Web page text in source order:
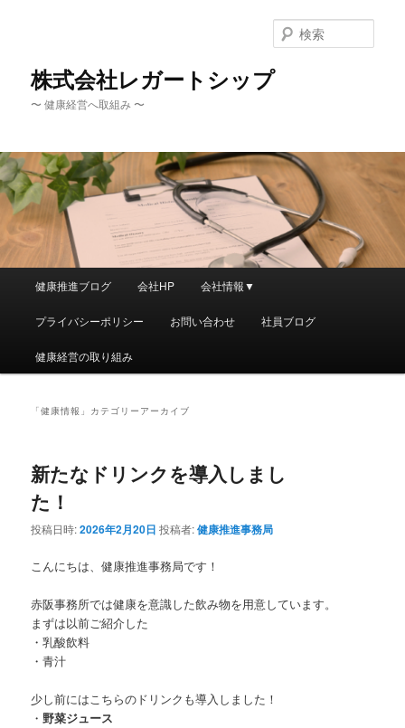
へ
移
動
移
動
株式会社レガートシップ
〜 健康経営へ取組み 〜
索
ュ
健康推進ブログ 会社HP 会社情報▼
プライバシーポリシー お問い合わせ 社員ブログ
健康経営の取り組み
「健康情報 」カテゴリーアーカイブ
新たなドリンクを導入しまし
た！
投稿日時:2026年2月20日 投稿者:健康推進事務局
こんにちは、健康推進事務局です！
赤阪事務所では健康を意識した飲み物を用意しています。
まずは以前ご紹介した
・乳酸飲料
・青汁
少し前にはこちらのドリンクも導入しました！
・野菜ジュース